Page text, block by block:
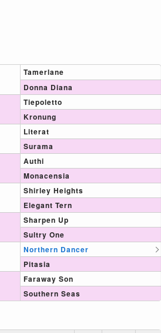
Tamerlane
Donna Diana
Tiepoletto
Kronung
Literat
Surama
Authi
Monacensia
Shirley Heights
Elegant Tern
Sharpen Up
Sultry One
Northern Dancer
Pitasia
Faraway Son
Southern Seas